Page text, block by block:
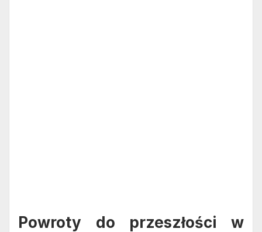
Powroty do przeszłości w